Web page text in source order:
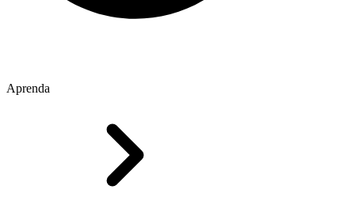
Aprenda